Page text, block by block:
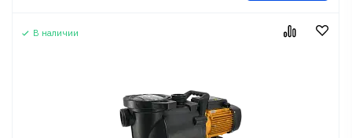
В наличии